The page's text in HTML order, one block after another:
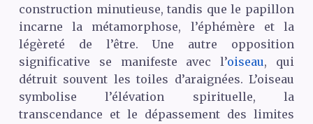
construction minutieuse, tandis que le papillon
incarne la métamorphose, l’éphémère et la
légèreté de l’être. Une autre opposition
significative se manifeste avec l’oiseau, qui
détruit souvent les toiles d’araignées. L’oiseau
symbolise l’élévation spirituelle, la
transcendance et le dépassement des limites